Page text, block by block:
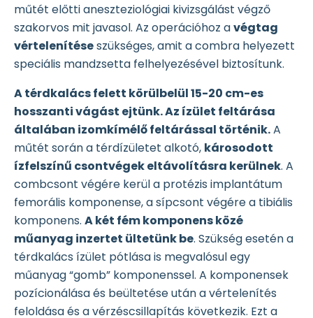
műtét előtti aneszteziológiai kivizsgálást végző
szakorvos mit javasol. Az operációhoz avégtag
vértelenítéseszükséges, amit a combra helyezett
speciális mandzsetta felhelyezésével biztosítunk.
A térdkalács felett körülbelül 15-20 cm-es
hosszanti vágást ejtünk. Az ízület feltárása
általában izomkímélő feltárással történik.A
műtét során a térdízületet alkotó, károsodott
ízfelszínű csontvégek eltávolításra kerülnek. A
combcsont végére kerül a protézis implantátum
femorális komponense, a sípcsont végére a tibiális
komponens. A két fém komponens közé
műanyag inzertet ültetünk be. Szükség esetén a
térdkalács ízület pótlása is megvalósul egy
műanyag “gomb” komponenssel. A komponensek
pozícionálása és beültetése után a vértelenítés
feloldása és a vérzéscsillapítás következik. Ezt a